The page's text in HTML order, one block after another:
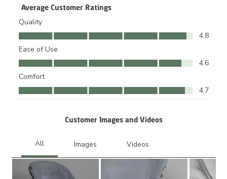
Average Customer Ratings
Quality
Quality, 4.8 out of 5
4.8
Ease of Use
Ease of Use, 4.6 out of 5
4.6
Comfort
Comfort, 4.7 out of 5
4.7
Customer Images and Videos